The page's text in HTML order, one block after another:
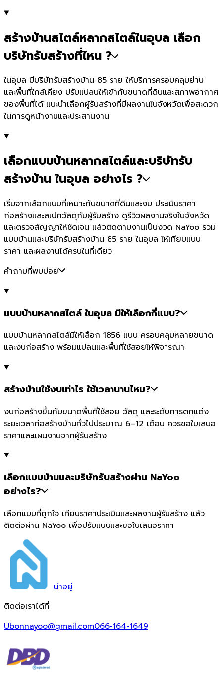
สร้างบ้านสไตล์หลากสไตล์ในอุบล เลือก
บริษัทรับสร้างที่ไหน ?
ในอุบล มีบริษัทรับสร้างบ้าน 85 ราย ให้บริการครอบคลุมย่าน
และพื้นที่ใกล้เคียง ปรับแปลนให้เข้ากับขนาดที่ดินและสภาพอากาศ
ของพื้นที่ได้ แนะนำเลือกผู้รับสร้างที่มีผลงานในจังหวัดเพื่อสะดวก
ในการดูหน้างานและประสานงาน
เลือกแบบบ้านหลากสไตล์และบริษัทรับ
สร้างบ้าน ในอุบล อย่างไร ?
เริ่มจากเลือกแบบที่เหมาะกับขนาดที่ดินและงบ ประเมินราคา
ก่อสร้างและสเปกวัสดุกับผู้รับสร้าง ดูรีวิวผลงานจริงในจังหวัด
และตรวจสัญญาให้ชัดเจน แล้วติดตามงานเป็นงวด NaYoo รวม
แบบบ้านและบริษัทรับสร้างบ้าน 85 ราย ในอุบล ให้เทียบแบบ
ราคา และผลงานได้ครบในที่เดียว
คำถามที่พบบ่อย
แบบบ้านหลากสไตล์ ในอุบล มีให้เลือกกี่แบบ?
แบบบ้านหลากสไตล์มีให้เลือก 1856 แบบ ครอบคลุมหลายขนาด
และงบก่อสร้าง พร้อมแปลนและพื้นที่ใช้สอยให้พิจารณา
สร้างบ้านใช้งบเท่าไร ใช้เวลานานไหม?
งบก่อสร้างขึ้นกับขนาดพื้นที่ใช้สอย วัสดุ และระดับการตกแต่ง
ระยะเวลาก่อสร้างบ้านทั่วไปประมาณ 6–12 เดือน ควรขอใบเสนอ
ราคาและแผนงานจากผู้รับสร้าง
เลือกแบบบ้านและบริษัทรับสร้างผ่าน NaYoo
อย่างไร?
เลือกแบบที่ถูกใจ เทียบราคาประเมินและผลงานผู้รับสร้าง แล้ว
ติดต่อผ่าน NaYoo เพื่อปรับแบบและขอใบเสนอราคา
น่าอยู่
ติดต่อเราได้ที่
Ubonnayoo@gmail.com066-164-1649